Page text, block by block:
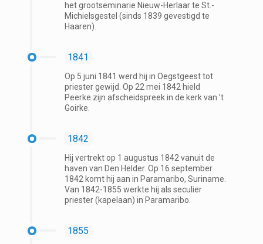
het grootseminarie Nieuw-Herlaar te St.-
Michielsgestel (sinds 1839 gevestigd te
Haaren).
1841
Op 5 juni 1841 werd hij in Oegstgeest tot
priester gewijd. Op 22 mei 1842 hield
Peerke zijn afscheidspreek in de kerk van ’t
Goirke.
1842
Hij vertrekt op 1 augustus 1842 vanuit de
haven van Den Helder. Op 16 september
1842 komt hij aan in Paramaribo, Suriname.
Van 1842-1855 werkte hij als seculier
priester (kapelaan) in Paramaribo.
1855